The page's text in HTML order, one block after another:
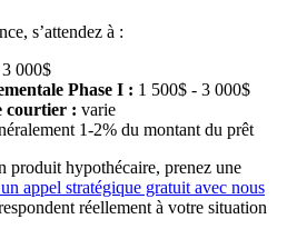
s’attendez à :
000$
Phase I : 1 500$ - 3 000$
courtier : varie
1-2% du montant du prêt
produit hypothécaire, prenez une
appel stratégique gratuit avec nous
réellement à votre situation